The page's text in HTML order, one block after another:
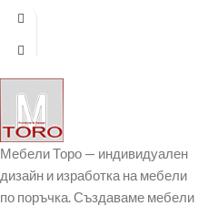
ламели, сгъваеми крака и
Мебели Торо — индивидуален
дизайн и изработка на мебели
по поръчка. Създаваме мебели